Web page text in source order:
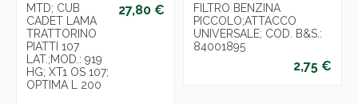
MTD; CUB
CADET LAMA
TRATTORINO
PIATTI 107
LAT.;MOD.: 919
HG; XT1 OS 107;
OPTIMA L 200
27,80 €
FILTRO BENZINA
PICCOLO;ATTACCO
UNIVERSALE; COD. B&S.:
84001895
2,75 €